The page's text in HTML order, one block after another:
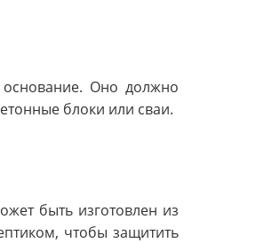
Оно должно
блоки или сваи.
быть изготовлен из
чтобы защитить